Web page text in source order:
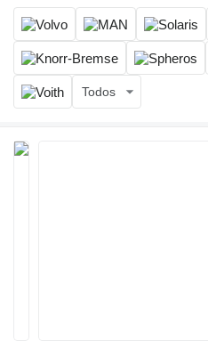
Todos